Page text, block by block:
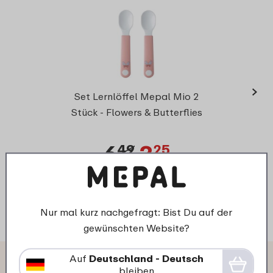
Set Lernlöffel Mepal Mio 2
Stück - Flowers & Butterflies
649 325
Details Bestellen
›
Das sagen andere Kunden über
Nur mal kurz nachgefragt: Bist Du auf der
gewünschten Website?
Auf Deutschland - Deutsch